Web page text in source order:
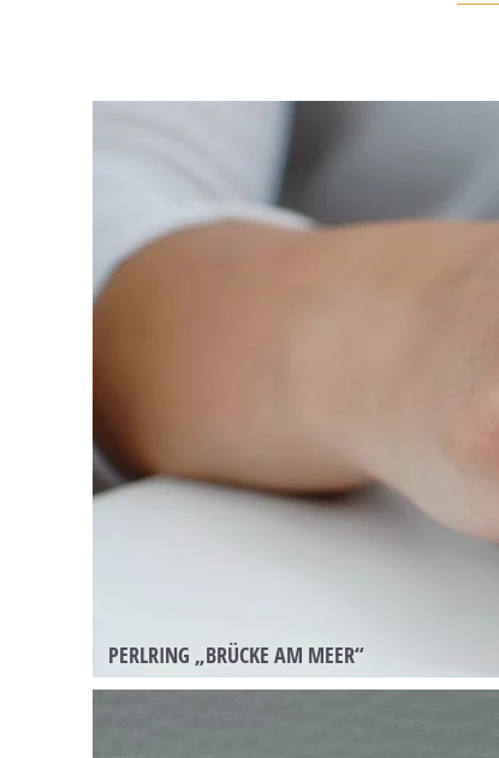
PERLRING „BRÜCKE AM MEER“